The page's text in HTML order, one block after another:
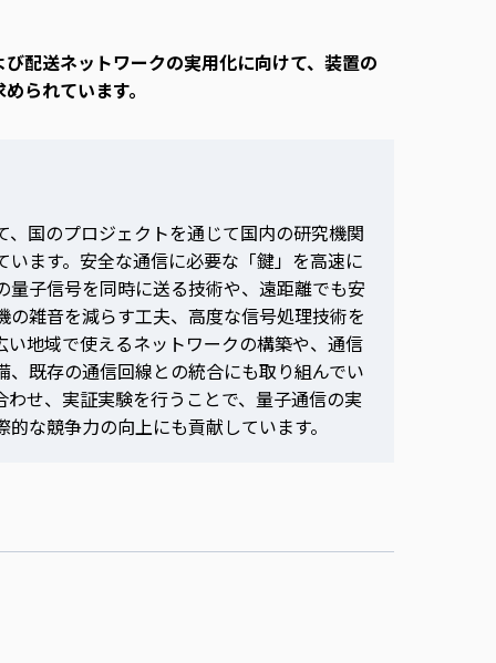
配送ネットワークの実用化に向けて、装置の
られています。
、国のプロジェクトを通じて国内の研究機関
います。安全な通信に必要な「鍵」を高速に
量子信号を同時に送る技術や、遠距離でも安
の雑音を減らす工夫、高度な信号処理技術を
い地域で使えるネットワークの構築や、通信
、既存の通信回線との統合にも取り組んでい
わせ、実証実験を行うことで、量子通信の実
な競争力の向上にも貢献しています。